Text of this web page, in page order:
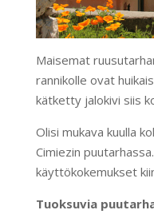
Maisemat
rannikolle ovat
kätketty jalokivi siis
Olisi mukava kuulla
Cimiezin
käyttökokemukset
Tuoksuvia